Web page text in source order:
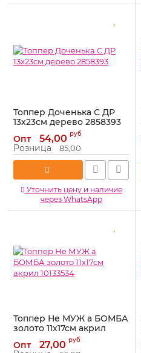
Топпер Доченька С ДР
13х23см дерево 2858393
Артикул: 2858393
Опт 54,00 руб
Розница 85,00
Уточнить цену и наличие
через WhatsApp
Топпер Не МУЖ а БОМБА
золото 11х17см акрил
Артикул: 10133534
Опт 27,00 руб